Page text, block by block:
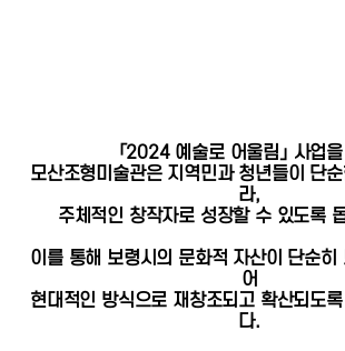
「2024 예술로 어울림」 사업
모산조형미술관은 지역민과 청년들이 단
라,
주체적인 창작자로 성장할 수 있도록
이를 통해 보령시의 문화적 자산이 단순히
어
현대적인 방식으로 재창조되고 확산되도
다.